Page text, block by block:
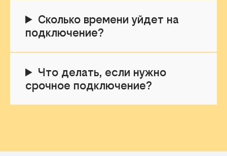
Сколько времени уйдет на
подключение?
Что делать, если нужно
срочное подключение?